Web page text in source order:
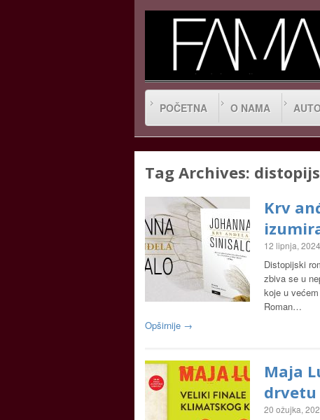
POČETNA O NAMA
Tag Archives:
Krv
12 lipnja, 2024
Distopijski
zbiva se u
koje u
Roman…
Opširnije →
Maja
drvetu
20 ožujka,